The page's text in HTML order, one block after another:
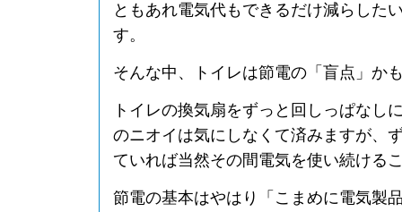
ともあれ電気代もできるだけ減らした
す。
そんな中、トイレは節電の「盲点」か
トイレの換気扇をずっと回しっぱなし
のニオイは気にしなくて済みますが、
ていれば当然その間電気を使い続ける
節電の基本はやはり「こまめに電気製